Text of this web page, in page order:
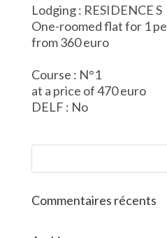
Lodging : RESIDENCE S
One-roomed flat for 1
from 360 euro
Course : N°1
at a price of 470 euro
DELF : No
Commentaires récents